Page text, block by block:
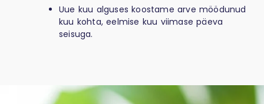
Uue kuu alguses koostame arve möödunud
kuu kohta, eelmise kuu viimase päeva
seisuga.